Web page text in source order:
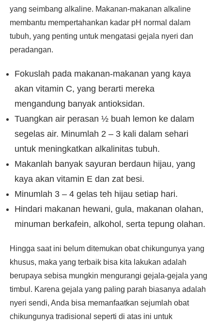
yang seimbang alkaline. Makanan-makanan alkaline
membantu mempertahankan kadar pH normal dalam
tubuh, yang penting untuk mengatasi gejala nyeri dan
peradangan.
Fokuslah pada makanan-makanan yang kaya
akan vitamin C, yang berarti mereka
mengandung banyak antioksidan.
Tuangkan air perasan ½ buah lemon ke dalam
segelas air. Minumlah 2 – 3 kali dalam sehari
untuk meningkatkan alkalinitas tubuh.
Makanlah banyak sayuran berdaun hijau, yang
kaya akan vitamin E dan zat besi.
Minumlah 3 – 4 gelas teh hijau setiap hari.
Hindari makanan hewani, gula, makanan olahan,
minuman berkafein, alkohol, serta tepung olahan.
Hingga saat ini belum ditemukan obat chikungunya yang
khusus, maka yang terbaik bisa kita lakukan adalah
berupaya sebisa mungkin mengurangi gejala-gejala yang
timbul. Karena gejala yang paling parah biasanya adalah
nyeri sendi, Anda bisa memanfaatkan sejumlah obat
chikungunya tradisional seperti di atas ini untuk